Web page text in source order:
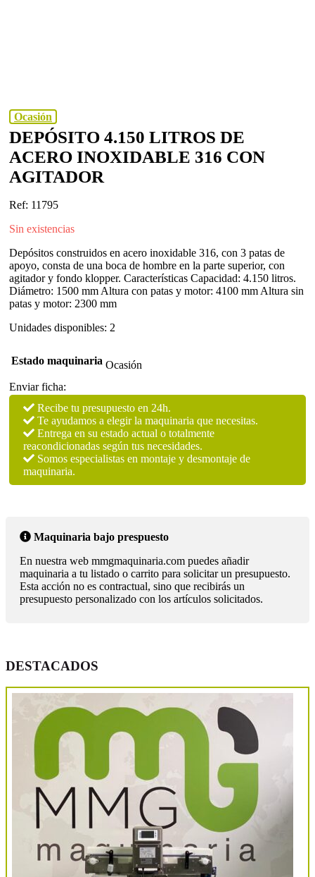
Ocasión
DEPÓSITO 4.150 LITROS DE
ACERO INOXIDABLE 316 CON
AGITADOR
Ref: 11795
Sin existencias
Depósitos construidos en acero inoxidable 316, con 3 patas de
apoyo, consta de una boca de hombre en la parte superior, con
agitador y fondo klopper. Características Capacidad: 4.150 litros.
Diámetro: 1500 mm Altura con patas y motor: 4100 mm Altura sin
patas y motor: 2300 mm
Unidades disponibles: 2
Estado maquinaria Ocasión
Enviar ficha:
Recibe tu presupuesto en 24h.
Te ayudamos a elegir la maquinaria que necesitas.
Entrega en su estado actual o totalmente
reacondicionadas según tus necesidades.
Somos especialistas en montaje y desmontaje de
maquinaria.
Maquinaria bajo prespuesto
En nuestra web mmgmaquinaria.com puedes añadir
maquinaria a tu listado o carrito para solicitar un presupuesto.
Esta acción no es contractual, sino que recibirás un
presupuesto personalizado con los artículos solicitados.
DESTACADOS